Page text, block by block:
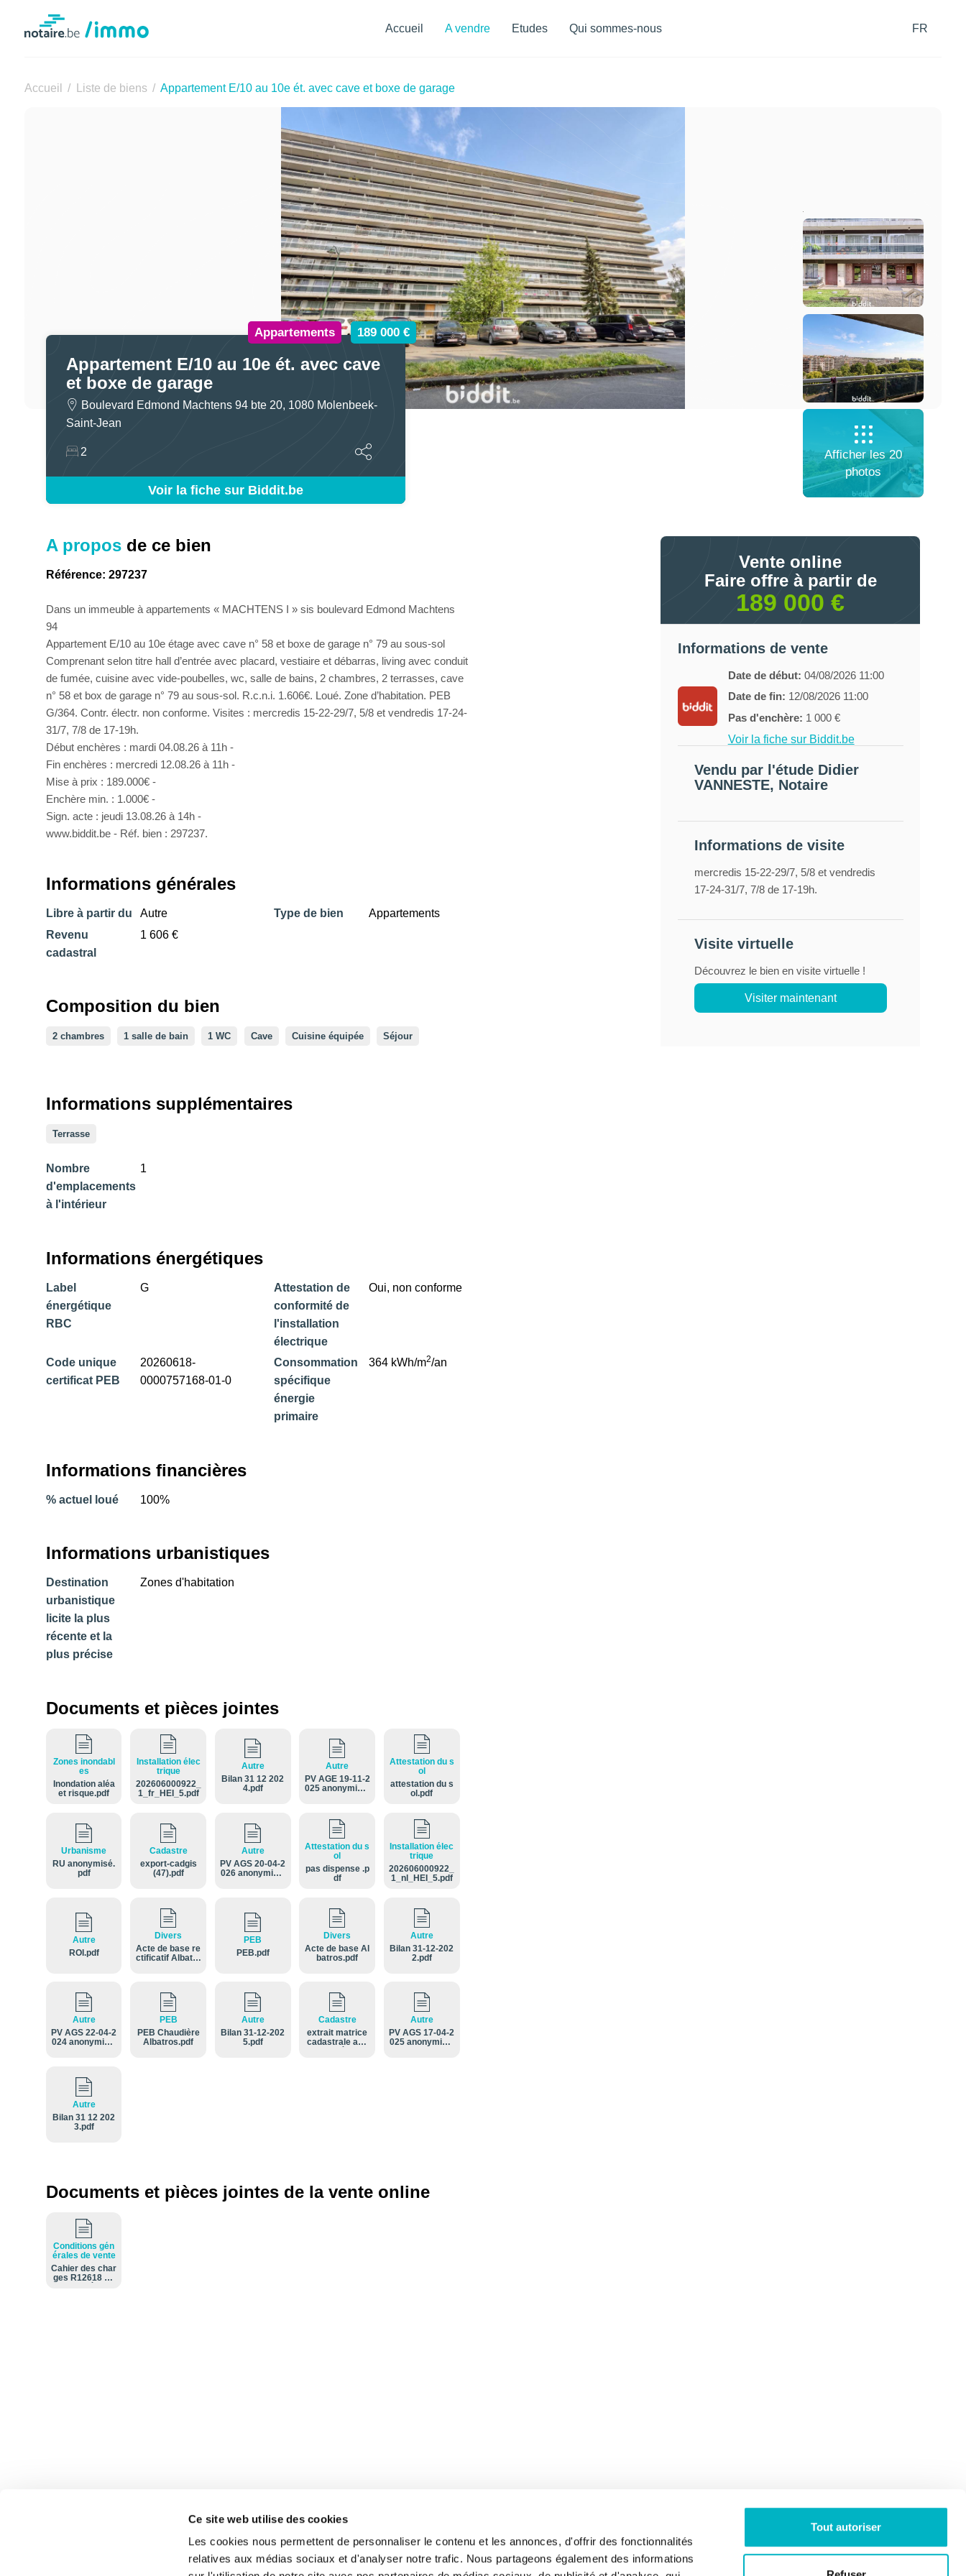
Ce site web utilise des cookies
Les cookies nous permettent de personnaliser le contenu et les annonces, d'offrir des fonctionnalités
relatives aux médias sociaux et d'analyser notre trafic. Nous partageons également des informations
Tout autoriser
Notaire.be
deAccueil A vendre Etudes Qui sommes-nous FR
Accueil Liste de biens Appartement E/10 au 10e ét. avec cave et boxe de garage
Appartements 189 000 €
Appartement E/10 au 10e ét. avec cave
et boxe de garage
Boulevard Edmond Machtens 94 bte 20, 1080 Molenbeek-
Saint-Jean
2
Voir la fiche sur Biddit.be
Afficher les 20
photos
A proposde ce bien
Référence: 297237
Dans un immeuble à appartements « MACHTENS I » sis boulevard Edmond Machtens
94
Appartement E/10 au 10e étage avec cave n° 58 et boxe de garage n° 79 au sous-sol
Comprenant selon titre hall d’entrée avec placard, vestiaire et débarras, living avec conduit
de fumée, cuisine avec vide-poubelles, wc, salle de bains, 2 chambres, 2 terrasses, cave
n° 58 et box de garage n° 79 au sous-sol. R.c.n.i. 1.606€. Loué. Zone d’habitation. PEB
G/364. Contr. électr. non conforme. Visites : mercredis 15-22-29/7, 5/8 et vendredis 17-24-
31/7, 7/8 de 17-19h.
Début enchères : mardi 04.08.26 à 11h -
Fin enchères : mercredi 12.08.26 à 11h -
Mise à prix : 189.000€ -
Enchère min. : 1.000€ -
Sign. acte : jeudi 13.08.26 à 14h -
www.biddit.be - Réf. bien : 297237.
Informations générales
Libre à partir du Autre Type de bien
Appartements
Revenu
cadastral
1 606 €
Composition du bien
2 chambres 1 salle de bain 1 WC Cave Cuisine équipée Séjour
Informations supplémentaires
Terrasse
Nombre
d'emplacements
à l'intérieur
1
Informations énergétiques
Label
énergétique
RBC
G
Attestation de
conformité de
l'installation
électrique
Oui, non conforme
Code unique
certificat PEB
20260618-
0000757168-01-0
Consommation
spécifique
énergie
primaire
364 kWh/m2/an
Informations financières
% actuel loué 100%
Informations urbanistiques
Destination
urbanistique
licite la plus
récente et la
plus précise
Zones d'habitation
Documents et pièces jointes
Zones inondabl
es
Inondation aléa
et risque.pdf
Installation élec
trique
202606000922_
1_fr_HEI_5.pdf
Autre
Bilan 31 12 202
4.pdf
Autre
PV AGE 19-11-2
025 anonymisé.
Attestation du s
ol
attestation du s
ol.pdf
Urbanisme
RU anonymisé.
pdf
Cadastre
export-cadgis
(47).pdf
Autre
PV AGS 20-04-2
026 anonymisé.
Attestation du s
ol
pas dispense .p
df
Installation élec
trique
202606000922_
1_nl_HEI_5.pdf
Autre
ROI.pdf
Divers
Acte de base re
ctificatif Albatro
PEB
PEB.pdf
Divers
Acte de base Al
batros.pdf
Autre
Bilan 31-12-202
2.pdf
Autre
PV AGS 22-04-2
024 anonymisé.
PEB
PEB Chaudière
Albatros.pdf
Autre
Bilan 31-12-202
5.pdf
Cadastre
extrait matrice
cadastrale ano
Autre
PV AGS 17-04-2
025 anonymisé.
Autre
Bilan 31 12 202
3.pdf
Documents et pièces jointes de la vente online
Conditions gén
érales de vente
Cahier des char
ges R12618 an
Vente online
Faire offre à partir de
189 000 €
Informations de vente
Date de début: 04/08/2026 11:00
Date de fin: 12/08/2026 11:00
Pas d'enchère: 1 000 €
Voir la fiche sur Biddit.be
Vendu par l'étude Didier
VANNESTE, Notaire
Informations de visite
mercredis 15-22-29/7, 5/8 et vendredis
17-24-31/7, 7/8 de 17-19h.
Visite virtuelle
Découvrez le bien en visite virtuelle !
Visiter maintenant